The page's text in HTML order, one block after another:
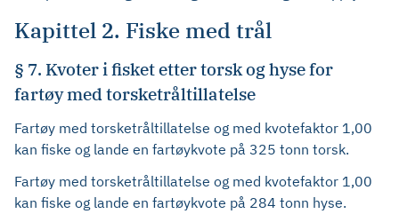
Kapittel 2. Fiske med trål
§ 7. Kvoter i fisket etter torsk og hyse for
fartøy med torsketråltillatelse
Fartøy med torsketråltillatelse og med kvotefaktor 1,00
kan fiske og lande en fartøykvote på 325 tonn torsk.
Fartøy med torsketråltillatelse og med kvotefaktor 1,00
kan fiske og lande en fartøykvote på 284 tonn hyse.